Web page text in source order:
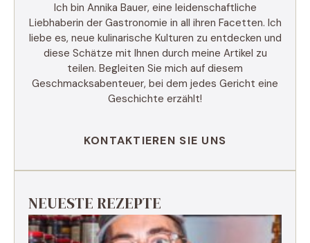
Ich bin Annika Bauer, eine leidenschaftliche
Liebhaberin der Gastronomie in all ihren Facetten. Ich
liebe es, neue kulinarische Kulturen zu entdecken und
diese Schätze mit Ihnen durch meine Artikel zu
teilen. Begleiten Sie mich auf diesem
Geschmacksabenteuer, bei dem jedes Gericht eine
Geschichte erzählt!
KONTAKTIEREN SIE UNS
NEUESTE REZEPTE